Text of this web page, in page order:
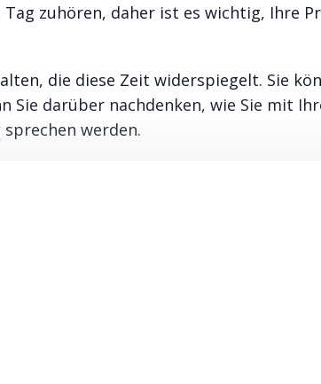
zuhören, daher ist es wichtig, Ihre
die diese Zeit widerspiegelt. Sie
Sie darüber nachdenken, wie Sie mit
werden.